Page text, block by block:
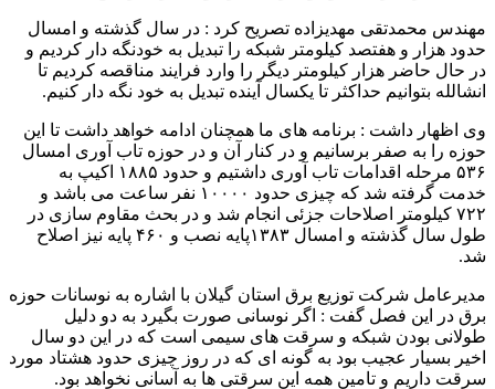
مهندس محمدتقی مهدیزاده تصریح کرد : در سال گذشته و امسال
حدود هزار و هفتصد کیلومتر شبکه را تبدیل به خودنگه دار کردیم و
در حال حاضر هزار کیلومتر دیگر را وارد فرایند مناقصه کردیم تا
انشالله بتوانیم حداکثر تا یکسال آینده تبدیل به خود نگه دار کنیم.
وی اظهار داشت : برنامه های ما همچنان ادامه خواهد داشت تا این
حوزه را به صفر برسانیم و در کنار آن و در حوزه تاب آوری امسال
۵۳۶ مرحله اقدامات تاب آوری داشتیم و حدود ۱۸۸۵ اکیپ به
خدمت گرفته شد که چیزی حدود ۱۰۰۰۰ نفر ساعت می باشد و
۷۲۲ کیلومتر اصلاحات جزئی انجام شد و در بحث مقاوم سازی در
طول سال گذشته و امسال ۱۳۸۳پایه نصب و ۴۶۰ پایه نیز اصلاح
شد.
مدیرعامل شرکت توزیع برق استان گیلان با اشاره به نوسانات حوزه
برق در این فصل گفت : اگر نوسانی صورت بگیرد به دو دلیل
طولانی بودن شبکه و سرقت های سیمی است که در این دو سال
اخیر بسیار عجیب بود به گونه ای که در روز چیزی حدود هشتاد مورد
سرقت داریم و تامین همه این سرقتی ها به آسانی نخواهد بود.